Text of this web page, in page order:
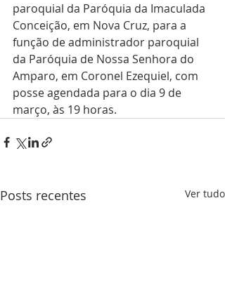
paroquial da Paróquia da Imaculada
Conceição, em Nova Cruz, para a
função de administrador paroquial
da Paróquia de Nossa Senhora do
Amparo, em Coronel Ezequiel, com
posse agendada para o dia 9 de
março, às 19 horas.
Posts recentes Ver tudo